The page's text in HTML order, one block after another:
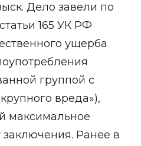
Дело завели по
165 УК РФ
ущерба
группой с
вреда»),
максимальное
заключения. Ранее в